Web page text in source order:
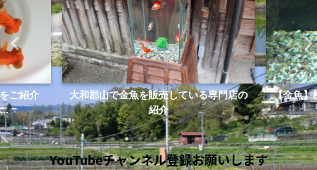
ご紹介
大和郡山で金魚を販売している専門店の
紹介
【金魚】
YouTubeチャンネル登録お願いします